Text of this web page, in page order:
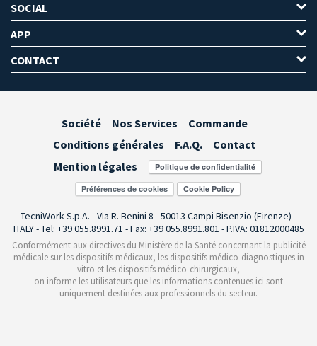
SOCIAL
APP
CONTACT
Société Nos Services
Commande
Conditions générales
F.A.Q.
Contact
Mention légales
Préférences de cookies
TecniWork S.p.A. - Via R. Benini 8 - 50013 Campi Bisenzio (Firenze) -
ITALY - Tel: +39 055.8991.71 - Fax: +39 055.8991.801 - P.IVA: 01812000485
Conformément aux directives du Ministère de la Santé concernant la publicité
médicale sur les dispositifs médicaux, les dispositifs médico-diagnostiques in
vitro et les dispositifs médico-chirurgicaux,
on informe les utilisateurs que les informations contenues ici sont
uniquement destinées aux professionnels du secteur.